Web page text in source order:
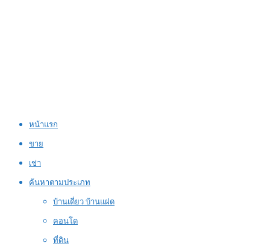
หน้าแรก
ขาย
เช่า
ค้นหาตามประเภท
บ้านเดี่ยว บ้านแฝด
คอนโด
ที่ดิน